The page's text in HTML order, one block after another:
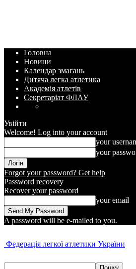
Головна
Новини
Календар змагань
Дитяча легка атлетика
Академія атлетів
Секретаріат ФЛАУ
Увійти
Welcome! Log into your account
your
your
Forgot your password? Get help
Password recovery
Recover your password
your email
A password will be e-mailed to you.
Федерація легкої атлетики України